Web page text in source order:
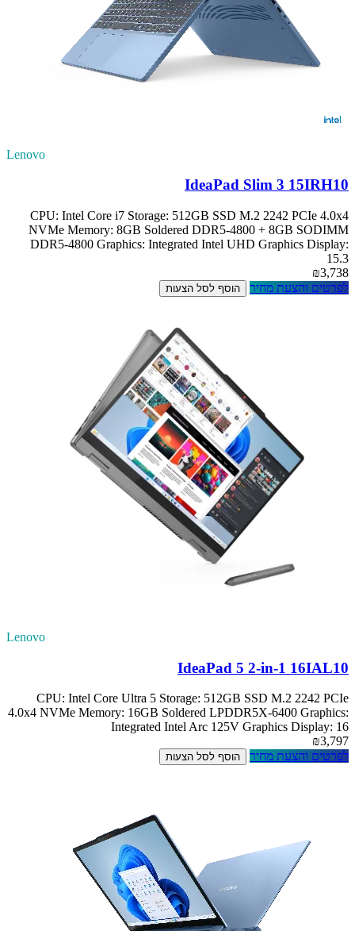
Lenovo
IdeaPad Slim 3 15IRH10
CPU: Intel Core i7 Storage: 512GB SSD M.2 2242 PCIe 4.0x4
NVMe Memory: 8GB Soldered DDR5-4800 + 8GB SODIMM
DDR5-4800 Graphics: Integrated Intel UHD Graphics Display:
15.3
₪3,738
לפרטים והצעת מחיר
הוסף לסל הצעות
Lenovo
IdeaPad 5 2-in-1 16IAL10
CPU: Intel Core Ultra 5 Storage: 512GB SSD M.2 2242 PCIe
4.0x4 NVMe Memory: 16GB Soldered LPDDR5X-6400 Graphics:
Integrated Intel Arc 125V Graphics Display: 16
₪3,797
לפרטים והצעת מחיר
הוסף לסל הצעות